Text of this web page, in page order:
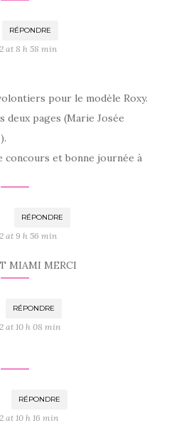
RÉPONDRE
at 8 h 58 min
pour le modèle Roxy.
deux pages (Marie Josée
concours et bonne journée à
RÉPONDRE
at 9 h 56 min
MIAMI MERCI
RÉPONDRE
at 10 h 08 min
RÉPONDRE
at 10 h 16 min